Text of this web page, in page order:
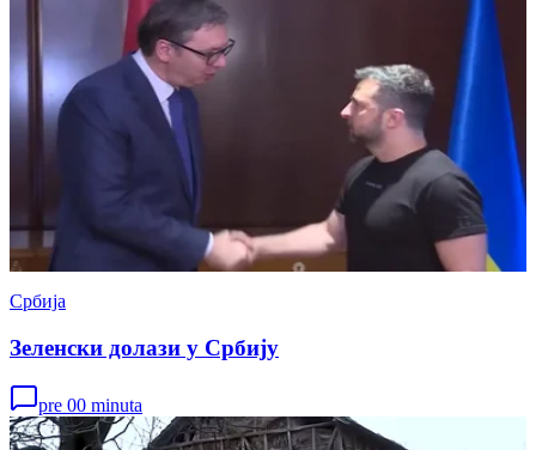
Србија
Зеленски долази у Србију
pre 00 minuta